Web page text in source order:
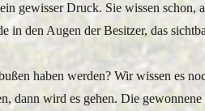
gewisser Druck. Sie wissen
in den Augen der Besitzer, das
haben werden? Wir wissen es
dann wird es gehen. Die